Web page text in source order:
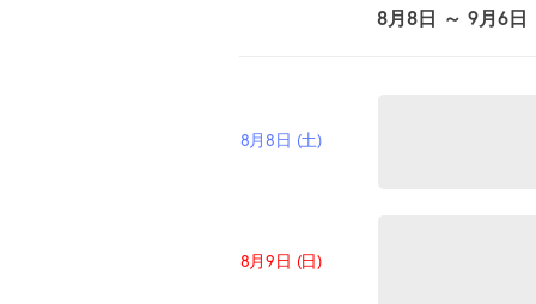
8月8日 ～ 9月6日
8月8日 (土)
8月9日 (日)